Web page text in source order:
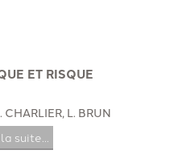
ET RISQUE
CHARLIER, L. BRUN
suite...